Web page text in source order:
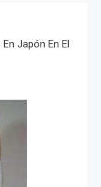
Japón En El